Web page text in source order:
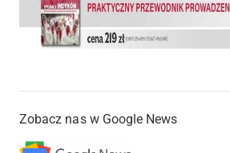
Zobacz nas w Google News